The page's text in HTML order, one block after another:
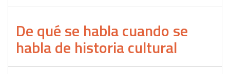
De qué se habla cuando se
habla de historia cultural